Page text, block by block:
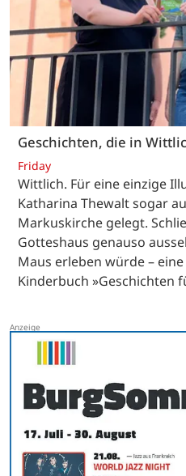
Geschichten, die in
Friday
Wittlich. Für eine einzige
Katharina Thewalt sogar
Markuskirche gelegt.
Gotteshaus genauso
Maus erleben würde –
Kinderbuch »Geschichten